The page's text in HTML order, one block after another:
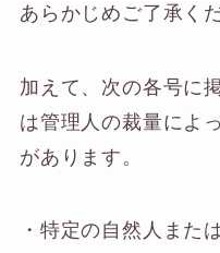
あらかじめご了承く
加えて、次の各号に
は管理人の裁量によ
があります。
・特定の自然人また